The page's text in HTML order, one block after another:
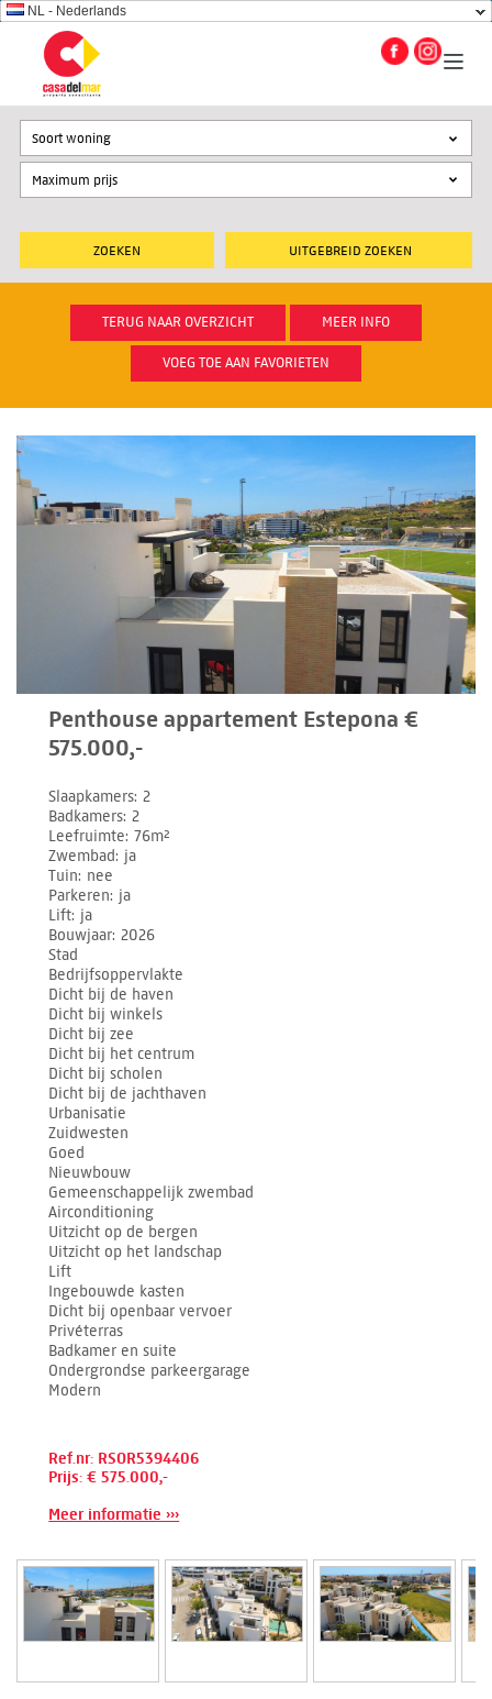
NL - Nederlands
UITGEBREID ZOEKEN
Soort woning
TERUG NAAR OVERZICHT MEER INFO
VOEG TOE AAN FAVORIETEN
Penthouse appartement Estepona €
575.000,-
Slaapkamers 2
Badkamers 2
Leefruimte 76m²
Zwembad ja
Tuin nee
Parkeren ja
Lift ja
Bouwjaar 2026
Stad
Bedrijfsoppervlakte
Dicht bij de haven
Dicht bij winkels
Dicht bij zee
Dicht bij het centrum
Dicht bij scholen
Dicht bij de jachthaven
Urbanisatie
Zuidwesten
Goed
Nieuwbouw
Gemeenschappelijk zwembad
Airconditioning
Uitzicht op de bergen
Uitzicht op het landschap
Lift
Ingebouwde kasten
Dicht bij openbaar vervoer
Privéterras
Badkamer en suite
Ondergrondse parkeergarage
Modern
Ref.nr: RSOR5394406
Prijs: € 575.000,-
Meer informatie ›››